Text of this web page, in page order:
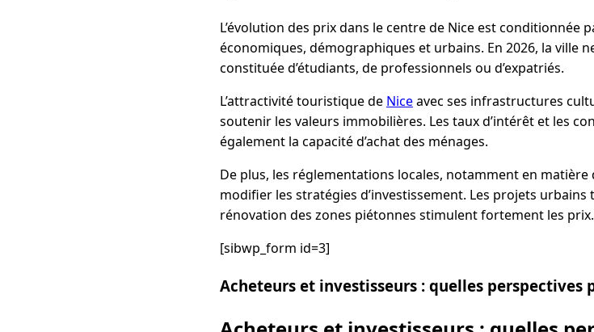
L’évolution des prix dans le centre de Nice est conditionnée
économiques, démographiques et urbains. En 2026, la ville
constituée d’étudiants, de professionnels ou d’expatriés.
L’attractivité touristique de Niceavec ses infrastructures
soutenir les valeurs immobilières. Les taux d’intérêt et les
également la capacité d’achat des ménages.
De plus, les réglementations locales, notamment en matière
modifier les stratégies d’investissement. Les projets
rénovation des zones piétonnes stimulent fortement les prix.
[sibwp_form id=3]
Acheteurs et investisseurs : quelles perspectives